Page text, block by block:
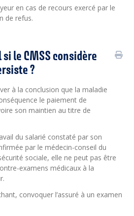
en cas de recours exercé par le
de refus.
le CMSS considère
?
à la conclusion que la maladie
le paiement de
son maintien au titre de
du salarié constaté par son
par le médecin-conseil du
sociale, elle ne peut pas être
examens médicaux à la
convoquer l’assuré à un examen